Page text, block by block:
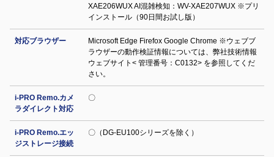
XAE206WUX AI混雑検知：WV-XAE207WUX ※プリ
インストール（90日間お試し版）
対応ブラウザー
Microsoft Edge Firefox Google Chrome ※ウェブブ
ラウザーの動作検証情報については、弊社技術情報
ウェブサイト< 管理番号：C0132> を参照してくだ
さい。
i-PRO Remo.カメ
ラダイレクト対応
〇
i-PRO Remo.エッ
ジストレージ接続
〇（DG-EU100シリーズを除く）